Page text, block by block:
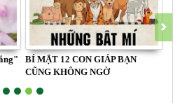
BÍ MẬT 12 CON GIÁP BẠN
CŨNG KHÔNG NGỜ